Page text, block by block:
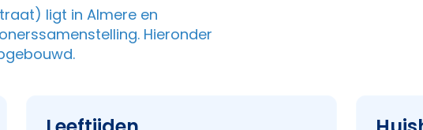
ligt in Almere en
Hieronder